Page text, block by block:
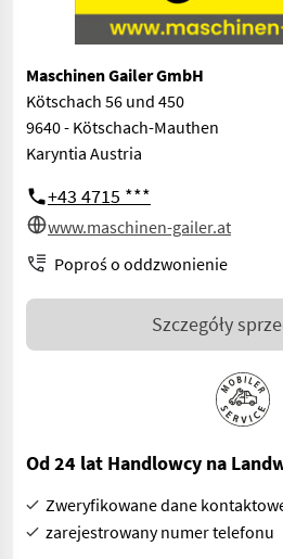
Maschinen Gailer GmbH
Kötschach 56 und 450
9640 - Kötschach-Mauthen
Karyntia Austria
+43 4715 ***
www.maschinen-gailer.at
Poproś o oddzwonienie
Szczegóły
Od 24 lat Handlowcy na
Zweryfikowane dane
zarejestrowany numer telefonu